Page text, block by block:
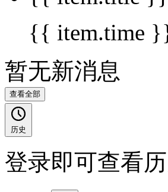
{{ item.time
暂无新消息
查看全部
历史
登录即可查看